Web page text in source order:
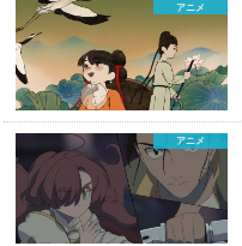
アニメ
アニメ